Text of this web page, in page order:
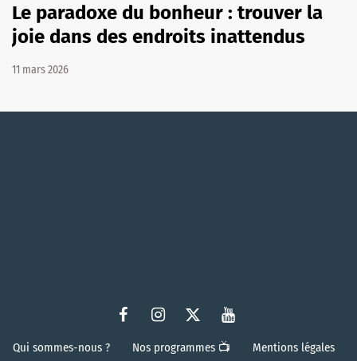
Le paradoxe du bonheur : trouver la
joie dans des endroits inattendus
11 mars 2026
Qui sommes-nous ? Nos programmes 📺
Mentions légales